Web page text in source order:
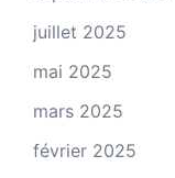
juillet 2025
mai 2025
mars 2025
février 2025